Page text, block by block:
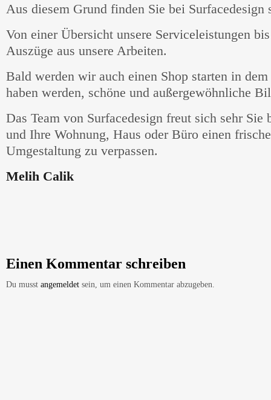
Aus diesem Grund finden Sie bei Surfacedesign
Von einer Übersicht unsere Serviceleistungen
Auszüge aus unsere Arbeiten.
Bald werden wir auch einen Shop starten in
haben werden, schöne und außergewöhnliche
Das Team von Surfacedesign freut sich sehr Sie
und Ihre Wohnung, Haus oder Büro einen
Umgestaltung zu verpassen.
Melih Calik
Einen Kommentar schreiben
Du musst angemeldet sein, um einen Kommentar abzugeben.